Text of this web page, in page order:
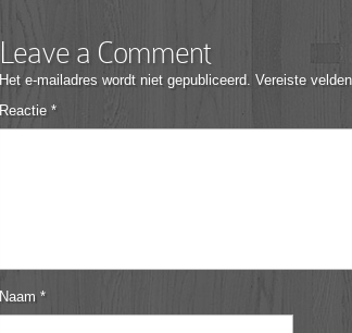
Leave a Comment
Het e-mailadres wordt niet gepubliceerd. Vereiste
Reactie *
Naam *